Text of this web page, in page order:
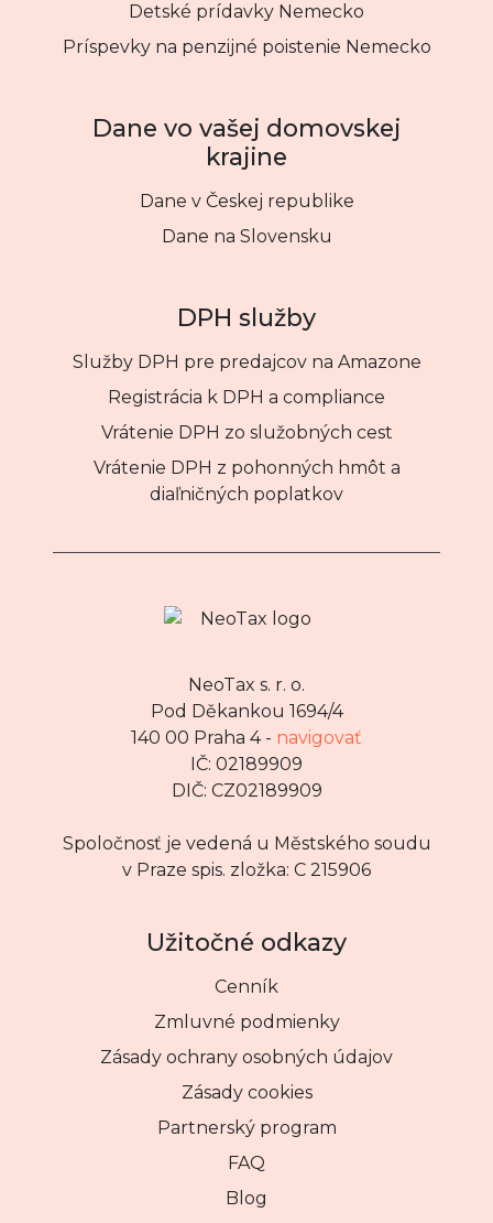
Detské prídavky Nemecko
Príspevky na penzijné poistenie Nemecko
Dane vo vašej domovskej
krajine
Dane v Českej republike
Dane na Slovensku
DPH služby
Služby DPH pre predajcov na Amazone
Registrácia k DPH a compliance
Vrátenie DPH zo služobných cest
Vrátenie DPH z pohonných hmôt a
diaľničných poplatkov
NeoTax s. r. o.
Pod Děkankou 1694/4
140 00 Praha 4 - navigovať
IČ: 02189909
DIČ: CZ02189909
Spoločnosť je vedená u Městského soudu
v Praze spis. zložka: C 215906
Užitočné odkazy
Cenník
Zmluvné podmienky
Zásady ochrany osobných údajov
Zásady cookies
Partnerský program
FAQ
Blog